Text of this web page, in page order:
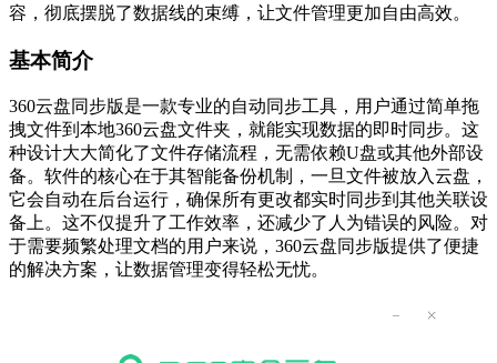
容，彻底摆脱了数据线的束缚，让文件管理更加自由高效。
基本简介
360云盘同步版是一款专业的自动同步工具，用户通过简单拖
拽文件到本地360云盘文件夹，就能实现数据的即时同步。这
种设计大大简化了文件存储流程，无需依赖U盘或其他外部设
备。软件的核心在于其智能备份机制，一旦文件被放入云盘，
它会自动在后台运行，确保所有更改都实时同步到其他关联设
备上。这不仅提升了工作效率，还减少了人为错误的风险。对
于需要频繁处理文档的用户来说，360云盘同步版提供了便捷
的解决方案，让数据管理变得轻松无忧。